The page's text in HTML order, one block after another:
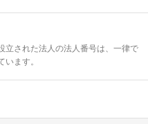
された法人の法人番号は、一律で
ます。